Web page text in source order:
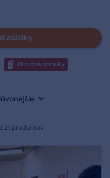
zážitky
Akciové ponuky
21 produktov